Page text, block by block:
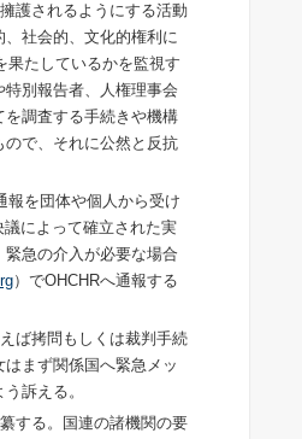
護されるようにする活動
社会的、文化的権利に
果たしているかを監視す
別報告者、人権理事会
調査する手続きや機構
で、それに公然と反抗
を団体や個人から受け
によって確立された実
急の介入が必要な場合
）でOHCHRへ通報する
ば拷問もしくは裁判手続
まず関係国へ緊急メッ
訴える。
する。国連の諸機関の要